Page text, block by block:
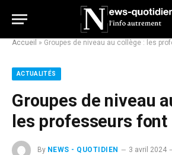
Accueil » Groupes de niveau au collège : les
ACTUALITÉS
Groupes de niveau
les professeurs
By NEWS - QUOTIDIEN 3 avril 2024